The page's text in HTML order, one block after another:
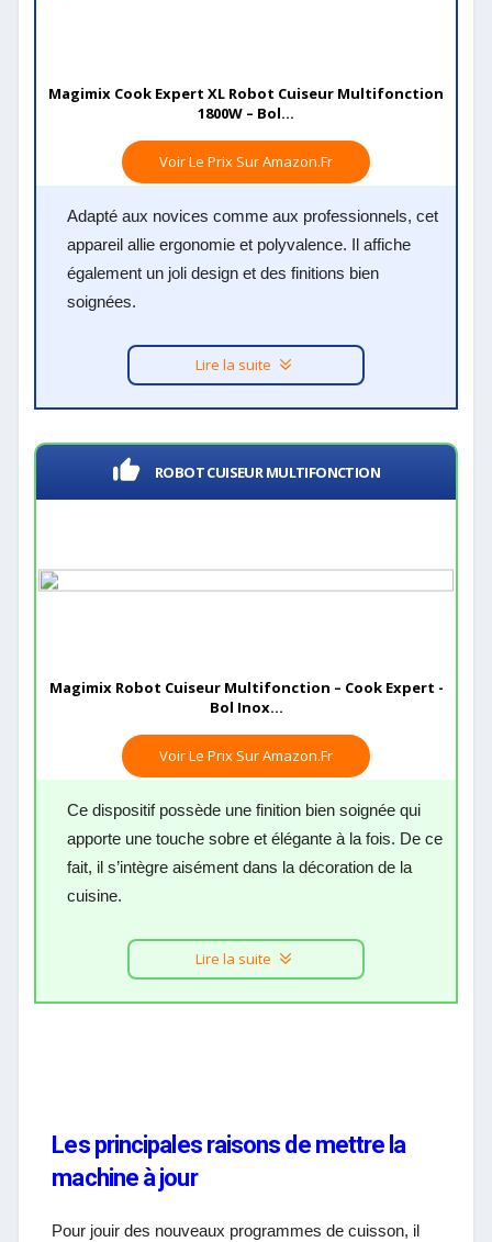
Magimix Cook Expert XL Robot Cuiseur Multifonction
1800W – Bol...
Voir Le Prix Sur Amazon.fr
Adapté aux novices comme aux professionnels, cet
appareil allie ergonomie et polyvalence. Il affiche
également un joli design et des finitions bien
soignées.
Lire la suite
ROBOT CUISEUR MULTIFONCTION
Magimix Robot Cuiseur Multifonction – Cook Expert -
Bol Inox...
Voir Le Prix Sur Amazon.fr
Ce dispositif possède une finition bien soignée qui
apporte une touche sobre et élégante à la fois. De ce
fait, il s’intègre aisément dans la décoration de la
cuisine.
Lire la suite
Les principales raisons de mettre la
machine à jour
Pour jouir des nouveaux programmes de cuisson, il